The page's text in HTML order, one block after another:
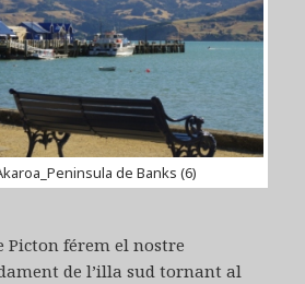
de Banks (6)
Picton férem el nostre
de l’illa sud tornant al